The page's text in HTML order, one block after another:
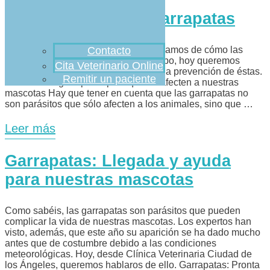
Contacto
Cita Veterinario Online
Remitir un paciente
Prevención de las garrapatas
Si en nuestra anterior entrada os hablamos de cómo las
garrapatas han llegado antes de tiempo, hoy queremos
haceros algunos recordatorios sobre la prevención de éstas.
Prevenir las garrapatas para que no afecten a nuestras
mascotas Hay que tener en cuenta que las garrapatas no
son parásitos que sólo afecten a los animales, sino que …
Leer más
Garrapatas: Llegada y ayuda
para nuestras mascotas
Como sabéis, las garrapatas son parásitos que pueden
complicar la vida de nuestras mascotas. Los expertos han
visto, además, que este año su aparición se ha dado mucho
antes que de costumbre debido a las condiciones
meteorológicas. Hoy, desde Clínica Veterinaria Ciudad de
los Ángeles, queremos hablaros de ello. Garrapatas: Pronta